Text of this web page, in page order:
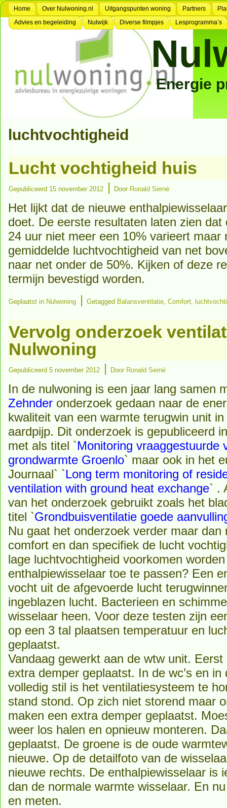
Home Over Nulwoning.nl Uitgangspunten woning Partners
Advies en begeleiding
Nulwijk Diverse filmpjes Lesprogramma’s
Energie
luchtvochtigheid
Lucht vochtigheid huis
Gepubliceerd 15 november 2012 | Door Ronald Serné
Het lijkt dat de nieuwe
doet. De eerste resultaten laten zien
24 uur niet meer een 10% varieert
gemiddelde luchtvochtigheid van net
naar net onder de 50%. Kijken of deze
termijn bevestigd worden.
Geplaatst in Nulwoning | Getagged Balansventilatie, Comfort,
Vervolg onderzoek
Nulwoning
Gepubliceerd 5 november 2012 | Door Ronald Serné
In de nulwoning is een jaar lang samen
Zehnder onderzoek gedaan naar de
kwaliteit van een warmte terugwin unit
aardpijp. Dit onderzoek is gepubliceerd
met als titel `Monitoring vraaggestuurde
grondwarmte Groenlo` maar ook in het
Journaal` `Long term monitoring of
ventilation with ground heat exchange` .
van het onderzoek gebruikt zoals het
titel `Grondbuisventilatie goede
Nu gaat het onderzoek verder maar
comfort en dan specifiek de lucht
lage luchtvochtigheid voorkomen
enthalpiewisselaar toe te passen? Een
vocht uit de afgevoerde lucht
ingeblazen lucht. Bacterieen en
wisselaar heen. Voor deze testen zijn
op een 3 tal plaatsen temperatuur en
geplaatst.
Vandaag gewerkt aan de wtw unit.
extra demper geplaatst. In de wc’s en
volledig stil is het ventilatiesysteem te
stand stond. Op zich niet storend maar
maken een extra demper geplaatst.
weer los halen en opnieuw monteren.
geplaatst. De groene is de oude
nieuwe. Op de detailfoto van de
nieuwe rechts. De enthalpiewisselaar is
dan de normale warmte wisselaar. En
en meten.